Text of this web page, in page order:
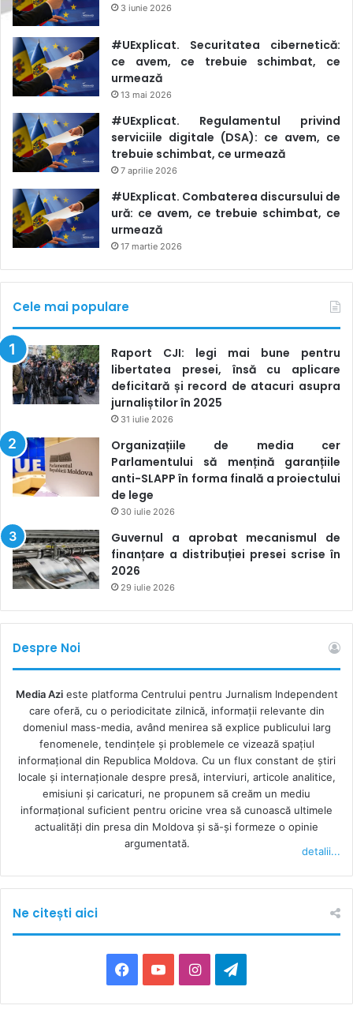
3 iunie 2026
#UExplicat. Securitatea cibernetică:
ce avem, ce trebuie schimbat, ce
urmează
13 mai 2026
#UExplicat. Regulamentul privind
serviciile digitale (DSA): ce avem, ce
trebuie schimbat, ce urmează
7 aprilie 2026
#UExplicat. Combaterea discursului de
ură: ce avem, ce trebuie schimbat, ce
urmează
17 martie 2026
Cele mai populare
Raport CJI: legi mai bune pentru
libertatea presei, însă cu aplicare
deficitară și record de atacuri asupra
jurnaliștilor în 2025
31 iulie 2026
Organizațiile de media cer
Parlamentului să mențină garanțiile
anti-SLAPP în forma finală a proiectului
de lege
30 iulie 2026
Guvernul a aprobat mecanismul de
finanțare a distribuției presei scrise în
2026
29 iulie 2026
Despre Noi
Media Azieste platforma Centrului pentru Jurnalism Independent
care oferă, cu o periodicitate zilnică, informații relevante din
domeniul mass-media, având menirea să explice publicului larg
fenomenele, tendințele și problemele ce vizează spațiul
informațional din Republica Moldova. Cu un flux constant de ştiri
locale şi internaţionale despre presă, interviuri, articole analitice,
emisiuni și caricaturi, ne propunem să creăm un mediu
informaţional suficient pentru oricine vrea să cunoască ultimele
actualităţi din presa din Moldova şi să-şi formeze o opinie
argumentată.
detalii...
Ne citești aici
a
o
I
n
e